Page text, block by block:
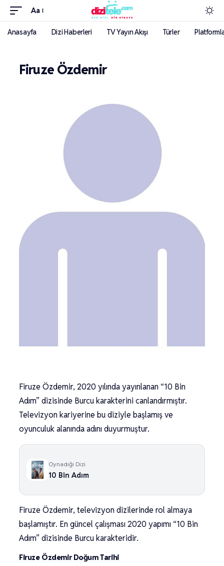
Aa
Anasayfa Dizi Haberleri TV Yayın Akışı Türler
Firuze Özdemir
Firuze Özdemir, 2020 yılında yayınlanan “10 Bin
Adım” dizisinde Burcu karakterini canlandırmıştır.
Televizyon kariyerine bu diziyle başlamış ve
oyunculuk alanında adını duyurmuştur.
Oynadığı Dizi
10 Bin Adım
Firuze Özdemir, televizyon dizilerinde rol almaya
başlamıştır. En güncel çalışması 2020 yapımı “10 Bin
Adım” dizisinde Burcu karakteridir.
Firuze Özdemir Doğum Tarihi